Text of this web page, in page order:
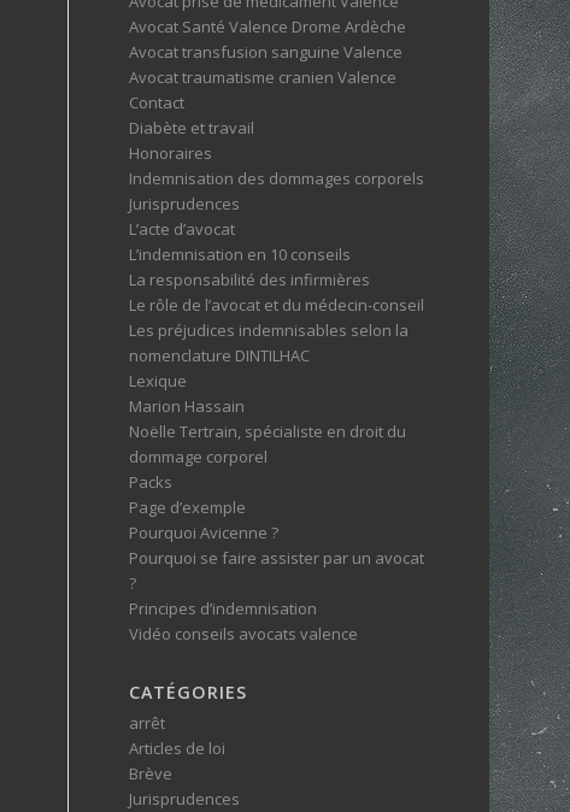
Avocat Santé Valence Drome Ardèche
Avocat transfusion sanguine Valence
Avocat traumatisme cranien Valence
Contact
Diabète et travail
Honoraires
Indemnisation des dommages corporels
Jurisprudences
L’acte d’avocat
L’indemnisation en 10 conseils
La responsabilité des infirmières
Le rôle de l’avocat et du médecin-conseil
Les préjudices indemnisables selon la
nomenclature DINTILHAC
Lexique
Marion Hassain
Noëlle Tertrain, spécialiste en droit du
dommage corporel
Packs
Page d’exemple
Pourquoi Avicenne ?
Pourquoi se faire assister par un avocat
?
Principes d’indemnisation
Vidéo conseils avocats valence
CATÉGORIES
arrêt
Articles de loi
Brève
Jurisprudences